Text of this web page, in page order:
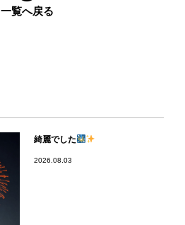
一覧へ戻る
綺麗でした
2026.08.03